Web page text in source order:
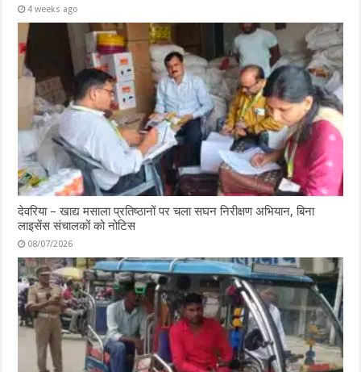
4 weeks ago
देवरिया – खाद्य मसाला प्रतिष्ठानों पर चला सघन निरीक्षण अभियान, बिना
लाइसेंस संचालकों को नोटिस
08/07/2026